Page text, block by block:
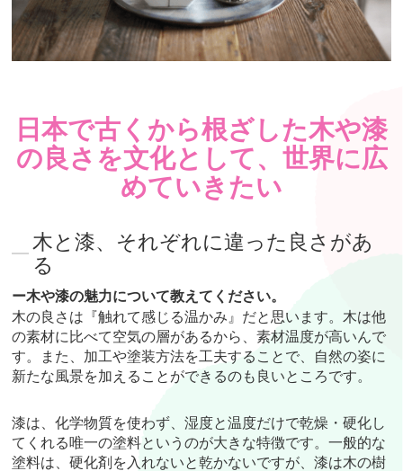
日本で古くから根ざした木や漆
の良さを文化として、世界に広
めていきたい
木と漆、それぞれに違った良さがあ
る
ー木や漆の魅力について教えてください。
木の良さは『触れて感じる温かみ』だと思います。木は他
の素材に比べて空気の層があるから、素材温度が高いんで
す。また、加工や塗装方法を工夫することで、自然の姿に
新たな風景を加えることができるのも良いところです。
漆は、化学物質を使わず、湿度と温度だけで乾燥・硬化し
てくれる唯一の塗料というのが大きな特徴です。一般的な
塗料は、硬化剤を入れないと乾かないですが、漆は木の樹